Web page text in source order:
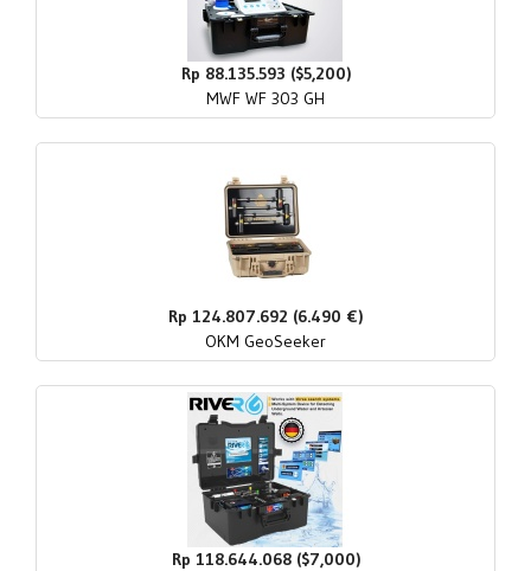
Rp 88.135.593 ($5,200)
MWF WF 303 GH
Rp 124.807.692 (6.490 €)
OKM GeoSeeker
Rp 118.644.068 ($7,000)